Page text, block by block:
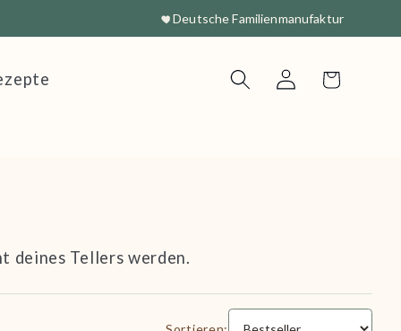
Deutsche Familienmanufaktur
EinloggenWarenkorb
deines Tellers werden.